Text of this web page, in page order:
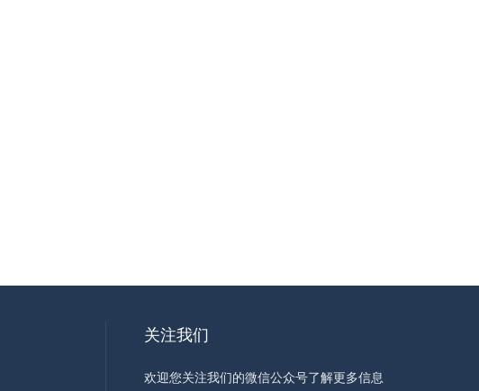
关注我们
欢迎您关注我们的微信公众号了解更多信息